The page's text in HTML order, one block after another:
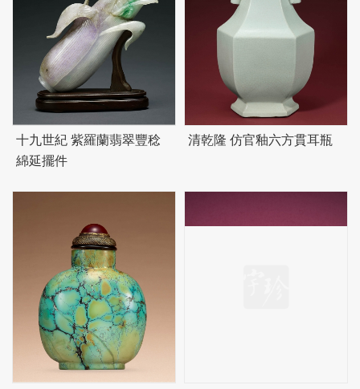
十九世紀 紫羅蘭翡翠豐稔
綿延擺件
清乾隆 仿官釉六方貫耳瓶